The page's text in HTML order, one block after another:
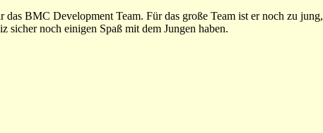
BMC Development Team. Für das große Team ist er noch zu jung,
noch einigen Spaß mit dem Jungen haben.